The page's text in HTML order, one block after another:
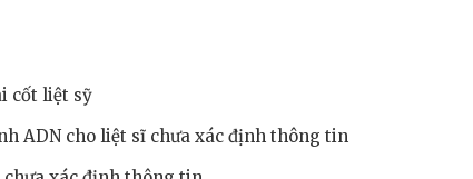
cốt liệt sỹ
ADN cho liệt sĩ chưa xác định thông tin